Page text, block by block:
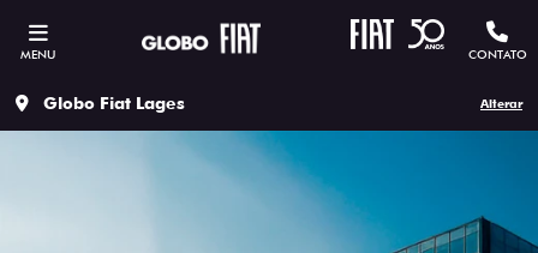
MENU CONTATO
Globo Fiat Lages Alterar
ESTOU INTERESSADO